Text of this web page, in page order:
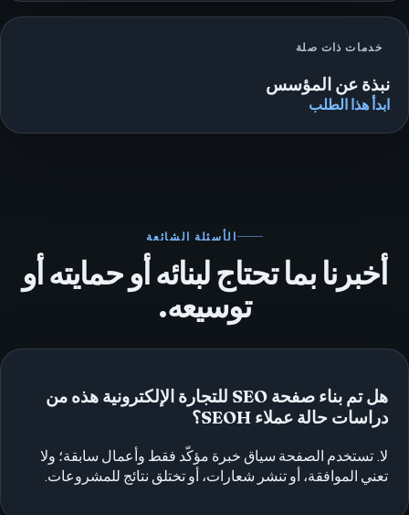
خدمات ذات صلة
نبذة عن المؤسس
ابدأ هذا الطلب
الأسئلة الشائعة
أخبرنا بما تحتاج لبنائه أو حمايته أو
توسيعه.
هل تم بناء صفحة SEO للتجارة الإلكترونية هذه من
دراسات حالة عملاء SEOH؟
لا. تستخدم الصفحة سياق خبرة مؤكّد فقط وأعمال سابقة؛ ولا
تعني الموافقة، أو تنشر شعارات، أو تختلق نتائج للمشروعات.